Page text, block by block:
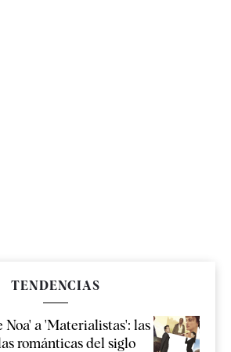
TENDENCIAS
a 'Materialistas': las
románticas del siglo